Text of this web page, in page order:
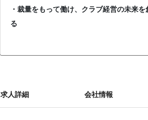
・裁量をもって働け、クラブ経営の未来
る
求人詳細 会社情報